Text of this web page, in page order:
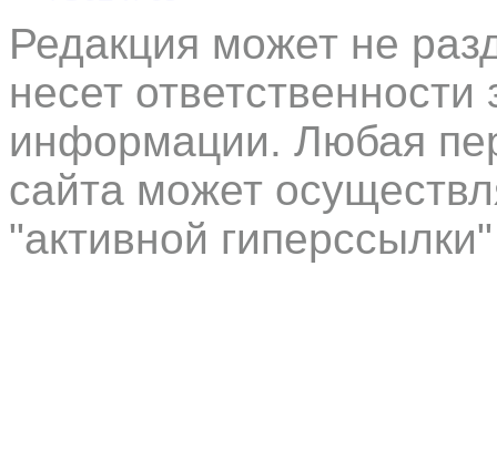
Редакция может не
несет
информации. Любая
сайта может
"активной